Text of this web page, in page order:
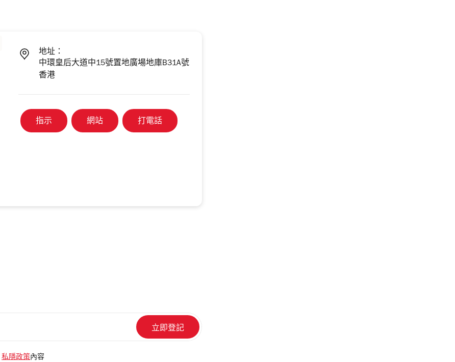
地址：
中環皇后大道中15號置地廣場地庫B31A號
香港
指示 網站 打電話
私隱政策 內容